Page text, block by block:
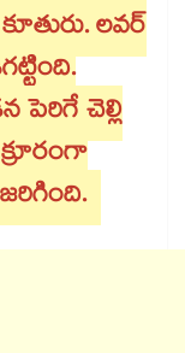
లవర్
పెరిగే చెల్లి